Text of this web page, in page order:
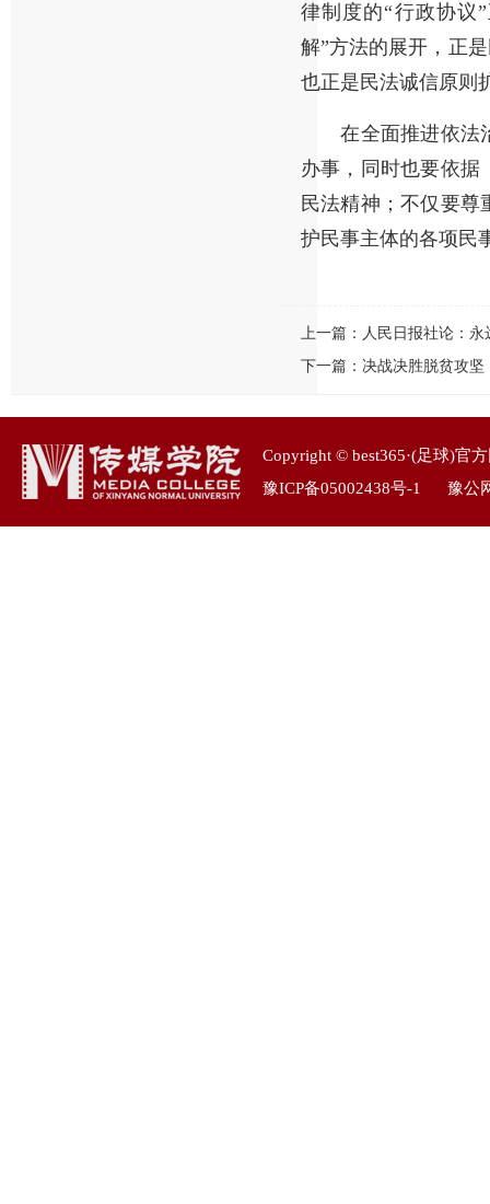
律制度的“行政协议
解”方法的展开，正
也正是民法诚信原则
在全面推进依法治
办事，同时也要依据
民法精神；不仅要尊
护民事主体的各项民
上一篇： 人民日报社论：
下一篇： 决战决胜脱贫攻坚
Copyright © best365·(足球)
豫ICP备05002438号-1
豫公